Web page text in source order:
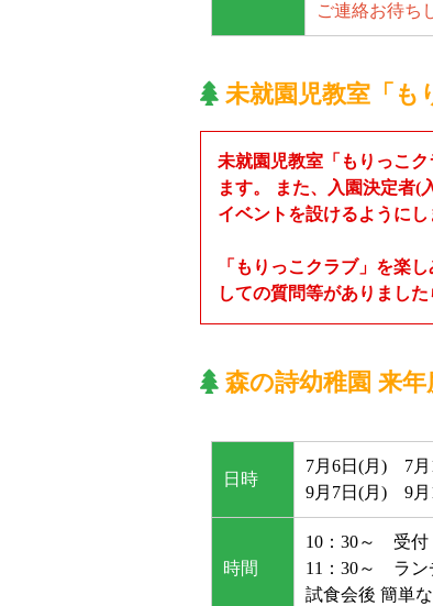
ご連絡お待ち
未就園児教室「も
未就園児教室「もりっこ
ます。 また、入園決定者(
イベントを設けるようにし
「もりっこクラブ」を楽
しての質問等がありまし
森の詩幼稚園 来
日時
7月6日(月) 7月
9月7日(月) 9月
時間
10：30～ 受付
11：30～ ラン
試食会後 簡単